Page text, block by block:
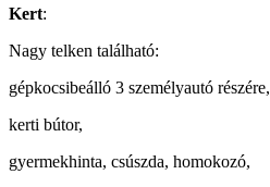
Kert:
Nagy telken található:
gépkocsibeálló 3 személyautó részére,
kerti bútor,
gyermekhinta, csúszda, homokozó,